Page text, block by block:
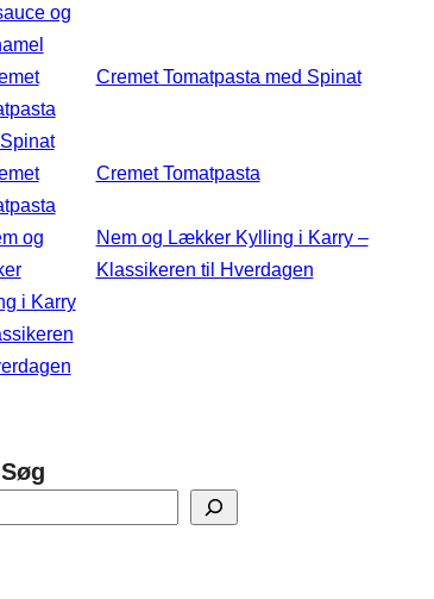
Cremet Tomatpasta med Spinat
Cremet Tomatpasta
Nem og Lækker Kylling i Karry –
Klassikeren til Hverdagen
Søg